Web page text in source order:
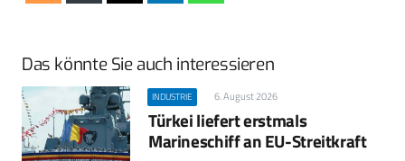
Das könnte Sie auch interessieren
INDUSTRIE 6. August 2026
Türkei liefert erstmals
Marineschiff an EU-Streitkraft